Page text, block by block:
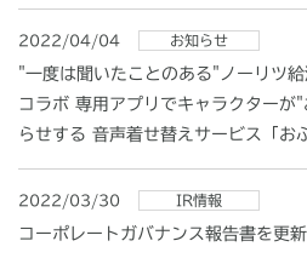
2022/04/04 お知らせ
"一度は聞いたことのある"ノーリ
コラボ 専用アプリでキャラクターが
らせする 音声着せ替えサービス「お
2022/03/30 IR情報
コーポレートガバナンス報告書を更